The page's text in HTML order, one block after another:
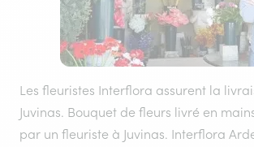
Les fleuristes Interflora assurent la
Juvinas. Bouquet de fleurs livré en
par un fleuriste à Juvinas. Interflora